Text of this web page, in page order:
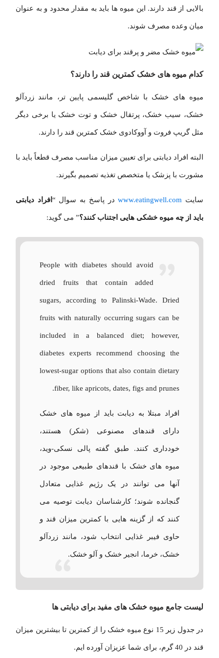
بالایی از قند دارند. این میوه ها باید به مقدار محدود و به عنوان
میان وعده مصرف شوند.
کدام میوه های خشک کمترین قند را دارند؟
میوه های خشک با شاخص گلیسمی پایین تر، مانند زردآلو
خشک، سیب خشک، پرتقال خشک و توت خشک یا برخی دیگر
مثل گریپ فروت و آووکادوی خشک کمترین قند را دارند.
البته افراد دیابتی برای تعیین میزان مناسب مصرف قطعاً باید با
مشورت با پزشک یا متخصص تغذیه تصمیم بگیرند.
سایت www.eatingwell.comدر پاسخ به سوال “ افراد دیابتی
باید از چه میوه خشکی هایی اجتناب کنند؟” می گوید:
People with diabetes should avoid
dried fruits that contain added
sugars, according to Palinski-Wade. Dried
fruits with naturally occurring sugars can be
included in a balanced diet; however,
diabetes experts recommend choosing the
lowest-sugar options that also contain dietary
fiber, like apricots, dates, figs and prunes.
افراد مبتلا به دیابت باید از میوه های خشک
دارای قندهای مصنوعی (شکر) هستند،
خودداری کنند. طبق گفته پالی نسکی-وید،
میوه های خشک با قندهای طبیعی موجود در
آنها می توانند در یک رژیم غذایی متعادل
گنجانده شوند؛ کارشناسان دیابت توصیه می
کنند که از گزینه هایی با کمترین میزان قند و
حاوی فیبر غذایی انتخاب شود، مانند زردآلو
خشک، خرما، انجیر خشک و آلو خشک.
لیست جامع میوه خشک های مفید برای دیابتی ها
در جدول زیر 15 نوع میوه خشک را از کمترین تا بیشترین میزان
قند در 40 گرم، برای شما عزیزان آورده ایم.